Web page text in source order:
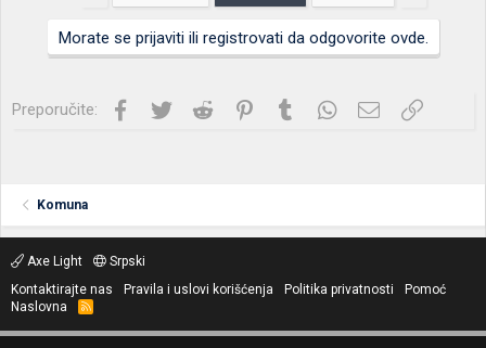
Morate se prijaviti ili registrovati da odgovorite ovde.
Preporučite: Facebook
Twitter Reddit PinterestTumblrWhatsApp
Imejl Link
Komuna
Axe Light
Srpski
Kontaktirajte nas
Pravila i uslovi korišćenja Politika privatnosti
Pomoć
Naslovna
R
S